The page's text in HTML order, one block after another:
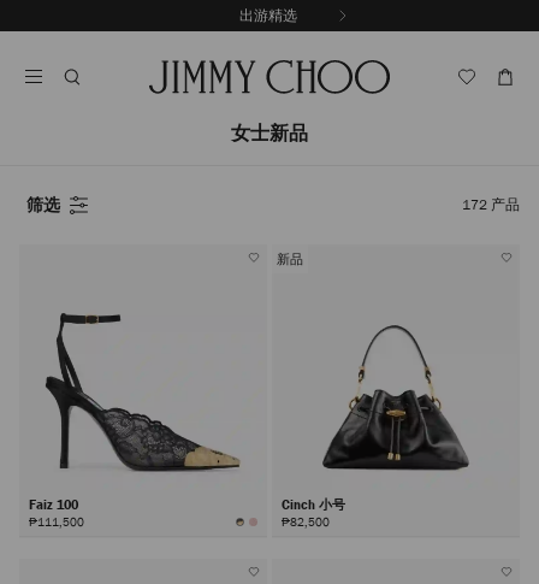
至
出游精选
女士新品
筛选 172 产品
Faiz 100
₱111,500
新品
Cinch 小号
₱82,500